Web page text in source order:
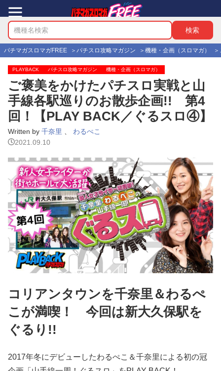
パチマガスロマガFREE パチスロ攻略マガジン 機種・企画（スロマガ）
PLAYBACK パチスロ攻略マガジン 機種・企画（スロマガ）
ご褒美をかけたパチスロ実戦と山
手線各駅巡りのお散歩企画!! 第4
回！【PLAY BACK／ぐるスロ④】
Written by 千奈里
わるぺこ
2021.09.10
コリアンタウンを千奈里＆わるぺ
こが満喫！ 今回は新大久保駅を
ぐるり!!
2017年冬にデビューしたわるぺこ＆千奈里による初の冠